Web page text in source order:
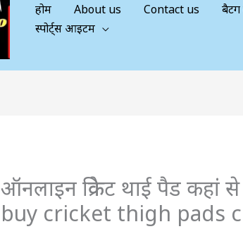
होम About us Contact us
स्पोर्ट्स आइटम
ऑनलाइन क्रिकेट थाई पैड कहां
buy cricket thigh pads